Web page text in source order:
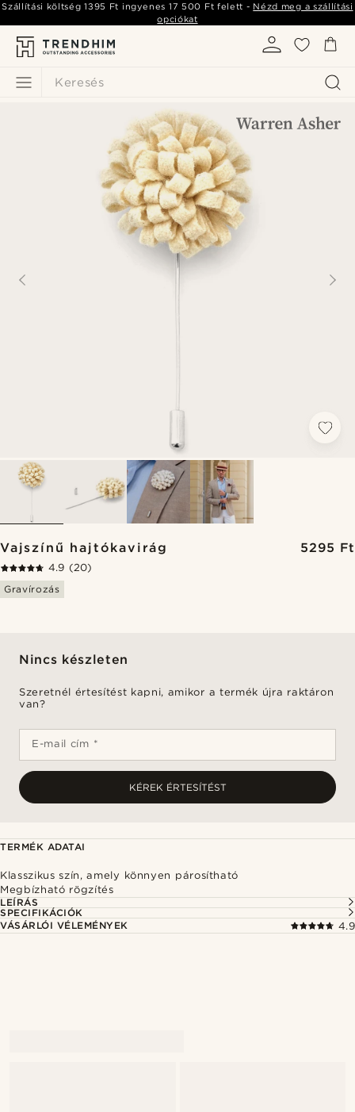
Keresés
Szállítási költség1395 Ft ingyenes 17 500 Ft felett - Nézd meg a szállítási
opciókat
​Vajszínű hajtókavirág 5295 Ft
4.9 (20)
Gravírozás
Nincs készleten
Szeretnél értesítést kapni, amikor a termék újra raktáron
van?
E-mail cím *
KÉREK ÉRTESÍTÉST
TERMÉK ADATAI
Klasszikus szín, amely könnyen párosítható
Megbízható rögzítés
LEÍRÁS
SPECIFIKÁCIÓK
VÁSÁRLÓI VÉLEMÉNYEK
4.9